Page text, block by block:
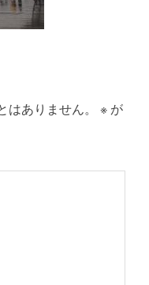
ありません。 ※ が